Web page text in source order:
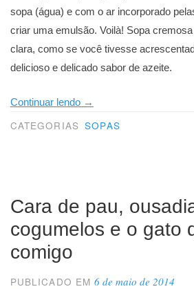
sopa (água) e com o ar incorporado
criar uma emulsão. Voilà! Sopa
clara, como se você tivesse
delicioso e delicado sabor de azeite.
Continuar lendo “O
truque
→
CATEGORIAS SOPAS
Cara de pau,
cogumelos e o gato
comigo
PUBLICADO EM6 de maio de 2014